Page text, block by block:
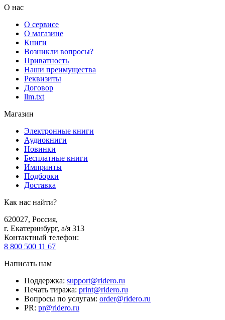
О нас
О сервисе
О магазине
Книги
Возникли вопросы?
Приватность
Наши преимущества
Реквизиты
Договор
llm.txt
Магазин
Электронные книги
Аудиокниги
Новинки
Бесплатные книги
Импринты
Подборки
Доставка
Как нас найти?
620027, Россия,
г. Екатеринбург, а/я 313
Контактный телефон:
8 800 500 11 67
Написать нам
Поддержка: support@ridero.ru
Печать тиража: print@ridero.ru
Вопросы по услугам: order@ridero.ru
PR: pr@ridero.ru